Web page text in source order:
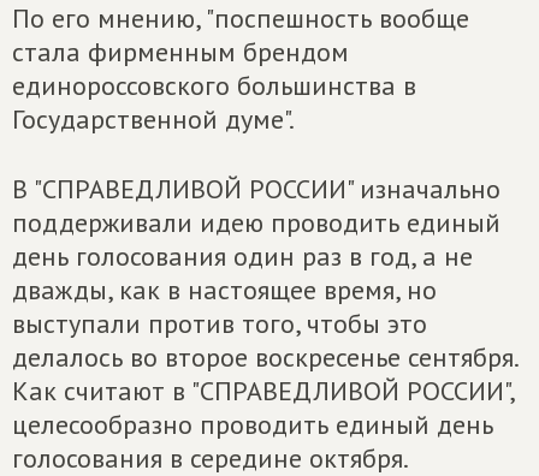
По его мнению, "поспешность вообще
стала фирменным брендом
единороссовского большинства в
Государственной думе".
В "СПРАВЕДЛИВОЙ РОССИИ" изначально
поддерживали идею проводить единый
день голосования один раз в год, а не
дважды, как в настоящее время, но
выступали против того, чтобы это
делалось во второе воскресенье сентября.
Как считают в "СПРАВЕДЛИВОЙ РОССИИ",
целесообразно проводить единый день
голосования в середине октября.